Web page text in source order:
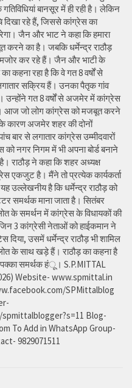
बानसूर में ही रही है। लेकिन
दिखा रहे हैं, जिससे कांग्रेस का
जैन और भाट ने कहा कि हमारा
करने का है। जबकि धर्मेन्द्र राठौड़
कर रहे हैं। जैन और भाटी के
कहना रहा है कि वे गत 8 वर्षों से
सक्रिय हैं। उनका पैतृक गांव
गत 8 वर्षों से अजमेर में कांग्रेस
आज जो लोग कांग्रेस को मजबूत करने
के कारण अजमेर शहर की दोनों
बार से लगातार कांग्रेस उम्मीदवारों
को नगर निगम में भी अपना बोर्ड बनाने
राठौड़ ने कहा कि शहर अध्यक्ष
एकजुट है। मैंने तो प्रत्येक कार्यकर्ता
उल्लेखनीय है कि धर्मेन्द्र राठौड़ को
समर्थक माना जाता है। सितंबर
के समर्थन में कांग्रेस के विधायकों की
3 कांग्रेसी नेताओं को हाईकमान ने
दिया, उसमें धर्मेन्द्र राठौड़ भी शामिल
के साथ खड़े हैं। राठौड़ का कहना है
समर्थक हंू। S.P.MITTAL
Website- www.spmittal.in
SPMittalblog
Blog-
To Add in WhatsApp Group-
9829071511